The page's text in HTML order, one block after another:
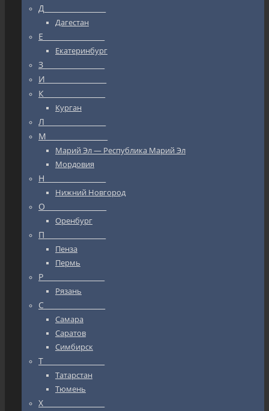
Д_________________
Дагестан
Е_________________
Екатеринбург
З_________________
И_________________
К_________________
Курган
Л_________________
М_________________
Марий Эл — Республика Марий Эл
Мордовия
Н_________________
Нижний Новгород
О_________________
Оренбург
П_________________
Пенза
Пермь
Р_________________
Рязань
С_________________
Самара
Саратов
Симбирск
Т_________________
Татарстан
Тюмень
Х_________________